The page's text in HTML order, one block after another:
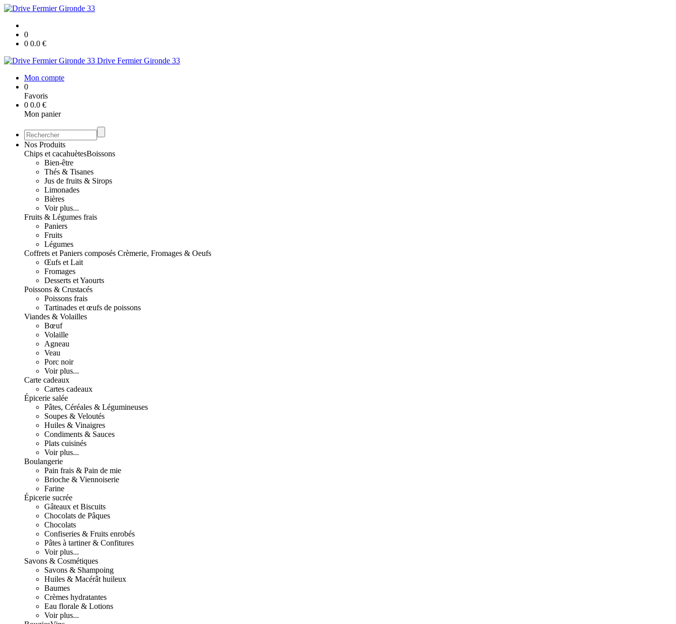
0
0 0.0 €
Drive Fermier Gironde 33
Mon compte
0
Favoris
0 0.0 €
Mon panier
Nos Produits
Chips et cacahuètesBoissons
Bien-être
Thés & Tisanes
Jus de fruits & Sirops
Limonades
Bières
Voir plus...
Fruits & Légumes frais
Paniers
Fruits
Légumes
Coffrets et Paniers composés Crèmerie, Fromages & Oeufs
Œufs et Lait
Fromages
Desserts et Yaourts
Poissons & Crustacés
Poissons frais
Tartinades et œufs de poissons
Viandes & Volailles
Bœuf
Volaille
Agneau
Veau
Porc noir
Voir plus...
Carte cadeaux
Cartes cadeaux
Épicerie salée
Pâtes, Céréales & Légumineuses
Soupes & Veloutés
Huiles & Vinaigres
Condiments & Sauces
Plats cuisinés
Voir plus...
Boulangerie
Pain frais & Pain de mie
Brioche & Viennoiserie
Farine
Épicerie sucrée
Gâteaux et Biscuits
Chocolats de Pâques
Chocolats
Confiseries & Fruits enrobés
Pâtes à tartiner & Confitures
Voir plus...
Savons & Cosmétiques
Savons & Shampoing
Huiles & Macérât huileux
Baumes
Crèmes hydratantes
Eau florale & Lotions
Voir plus...